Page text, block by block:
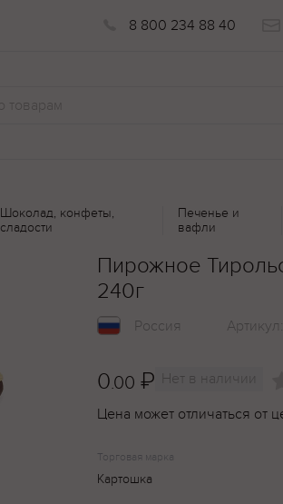
8 800 234 88 40
Шоколад, конфеты,
сладости
Печенье и
вафли
Пирожное
240г
Россия Артикул:
0.00 ₽ Нет в наличии
Цена может отличаться от
Торговая марка
Картошка